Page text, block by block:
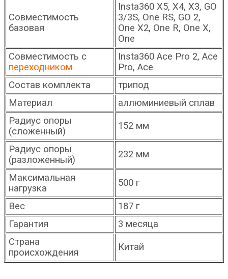
Совместимость
базовая
Insta360 X5, X4, X3, GO
3/3S, One RS, GO 2,
One X2, One R, One X,
One
Совместимость с
переходником
Insta360 Ace Pro 2, Ace
Pro, Ace
Состав комплекта
трипод
Материал
аллюминиевый сплав
Радиус опоры
(сложенный)
152 мм
Радиус опоры
(разложенный)
232 мм
Максимальная
нагрузка
500 г
Вес
187 г
Гарантия
3 месяца
Страна
происхождения
Китай